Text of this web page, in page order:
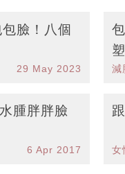
臉！八個
29 May 2023 減
腫胖胖臉
6 Apr 2017 女